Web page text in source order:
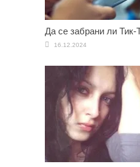
Да се забрани ли Тик-
16.12.2024